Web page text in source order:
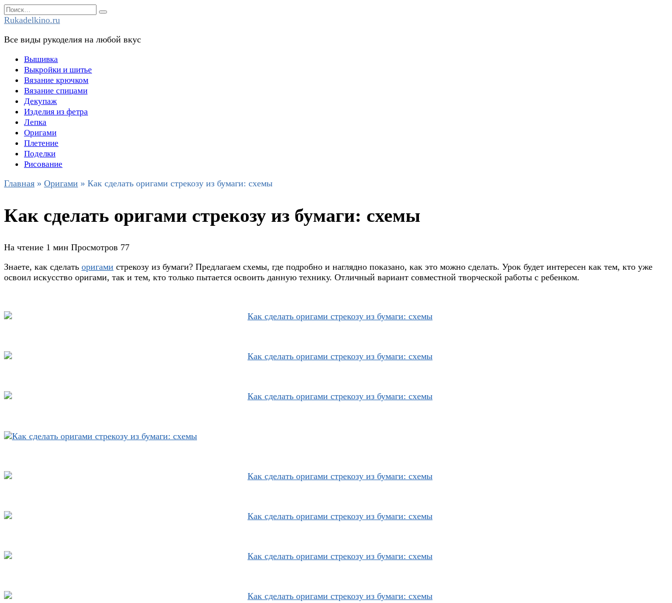
Перейти
к
Search
for:
Rukadelkino.ru
Все виды рукоделия на любой вкус
Вышивка
Выкройки и шитье
Вязание крючком
Вязание спицами
Декупаж
Изделия из фетра
Лепка
Оригами
Плетение
Поделки
Рисование
Главная » Оригами » Как сделать оригами стрекозу из бумаги: схемы
Как сделать оригами стрекозу из бумаги: схемы
На чтение 1 мин Просмотров 77
Знаете, как сделать оригами стрекозу из бумаги? Предлагаем схемы, где подробно и наглядно показано, как это можно сделать. Урок будет интересен как тем, кто уже
освоил искусство оригами, так и тем, кто только пытается освоить данную технику. Отличный вариант совместной творческой работы с ребенком.